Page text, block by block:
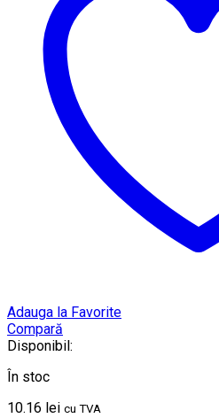
Adauga la Favorite
Compară
Disponibil:
În stoc
10.16 lei cu TVA